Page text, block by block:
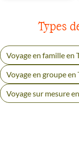
Types
Voyage en famille en
Voyage en groupe en
Voyage sur mesure